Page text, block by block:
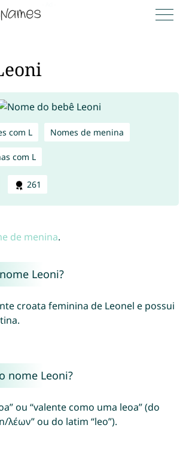
com L Nomes de menina
com L
261
de menina.
Leoni?
croata feminina de Leonel e possui
nome Leoni?
ou “valente como uma leoa” (do
λέων” ou do latim “leo”).